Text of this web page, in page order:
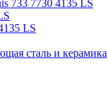
LS
сталь и керамика